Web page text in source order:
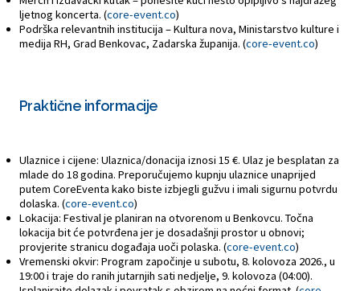
ljetnog koncerta. (core-event.co)
Podrška relevantnih institucija – Kultura nova, Ministarstvo kulture i
medija RH, Grad Benkovac, Zadarska županija. (core-event.co)
Praktične informacije
Ulaznice i cijene: Ulaznica/donacija iznosi 15 €. Ulaz je besplatan za
mlade do 18 godina. Preporučujemo kupnju ulaznice unaprijed
putem CoreEventa kako biste izbjegli gužvu i imali sigurnu potvrdu
dolaska. (core-event.co)
Lokacija: Festival je planiran na otvorenom u Benkovcu. Točna
lokacija bit će potvrđena jer je dosadašnji prostor u obnovi;
provjerite stranicu događaja uoči polaska. (core-event.co)
Vremenski okvir: Program započinje u subotu, 8. kolovoza 2026., u
19:00 i traje do ranih jutarnjih sati nedjelje, 9. kolovoza (04:00).